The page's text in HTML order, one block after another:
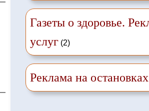
Газеты о здоровье.
услуг(2)
Реклама на